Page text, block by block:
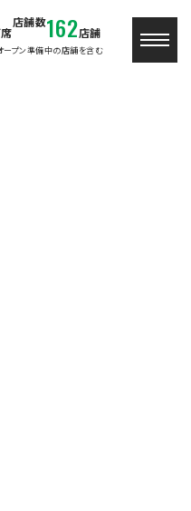
店舗数162店舗
プン準備中の店舗を含む